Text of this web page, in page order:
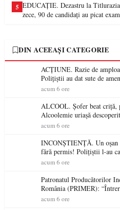
5 EDUCAȚIE. Dezastru la
zece, 90 de candidați au picat
DIN ACEEAȘI CATEGORIE
ACȚIUNE. Razie de
Polițiștii au dat sute de
permis într-o singură zi
acum 6 ore
ALCOOL. Șofer beat criță,
Alcoolemie uriașă
acum 6 ore
INCONȘTIENȚĂ. Un oșan
fără permis! Polițiștii l-au
acum 6 ore
Patronatul Producătorilor
România (PRIMER):
electrică a fabricilor de
acum 6 ore